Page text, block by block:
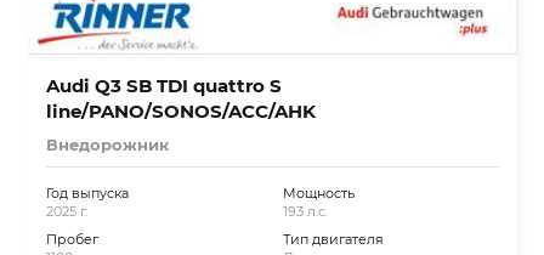
Audi Q3 SB TDI quattro S
line/PANO/SONOS/ACC/AHK
Внедорожник
Год выпуска
2025 г.
Пробег
Мощность
193 л.с.
Тип двигателя